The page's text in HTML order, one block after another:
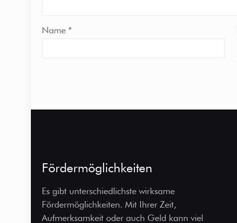
Name *
Fördermöglichkeiten
Es gibt unterschiedlichste wirksame
Fördermöglichkeiten. Mit Ihrer Zeit,
Aufmerksamkeit oder auch Geld kann viel